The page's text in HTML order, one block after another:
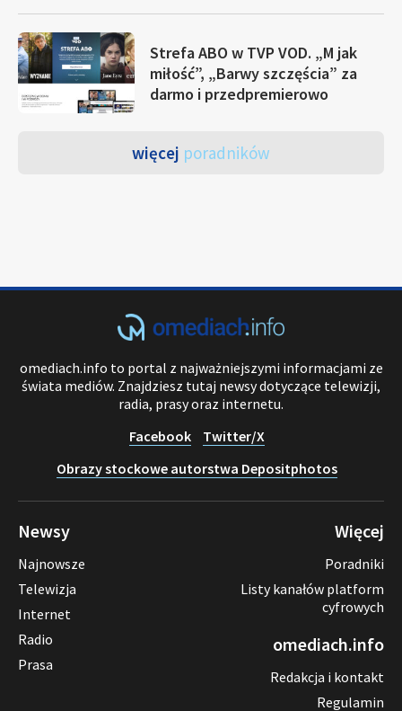
Strefa ABO w TVP VOD. „M jak
miłość”, „Barwy szczęścia” za
darmo i przedpremierowo
więcej poradników
omediach.info to portal z najważniejszymi informacjami ze
świata mediów. Znajdziesz tutaj newsy dotyczące telewizji,
radia, prasy oraz internetu.
Facebook
Twitter/X
Obrazy stockowe autorstwa Depositphotos
Newsy
Najnowsze
Telewizja
Internet
Radio
Prasa
Więcej
Poradniki
Listy kanałów platform
cyfrowych
omediach.info
Redakcja i kontakt
Regulamin